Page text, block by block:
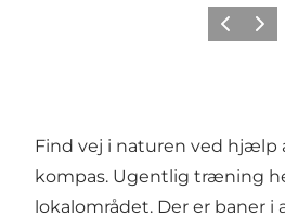
Forrige
Find vej i naturen ved hjælp
kompas. Ugentlig træning
lokalområdet. Der er baner i